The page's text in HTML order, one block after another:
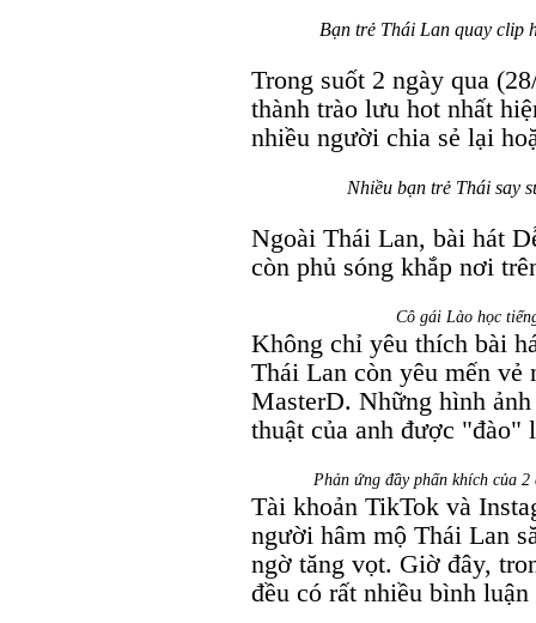
Bạn trẻ Thái Lan quay clip
Trong suốt 2 ngày qua
thành trào lưu hot nhất
nhiều người chia sẻ lại
Nhiều bạn trẻ Thái say
Ngoài Thái Lan, bài hát
còn phủ sóng khắp nơi
Cô gái Lào học
Không chỉ yêu thích bài
Thái Lan còn yêu mến vẻ
MasterD. Những hình
thuật của anh được "đào"
Phản ứng đầy phấn khích của
Tài khoản TikTok và
người hâm mộ Thái Lan
ngờ tăng vọt. Giờ đây,
đều có rất nhiều bình